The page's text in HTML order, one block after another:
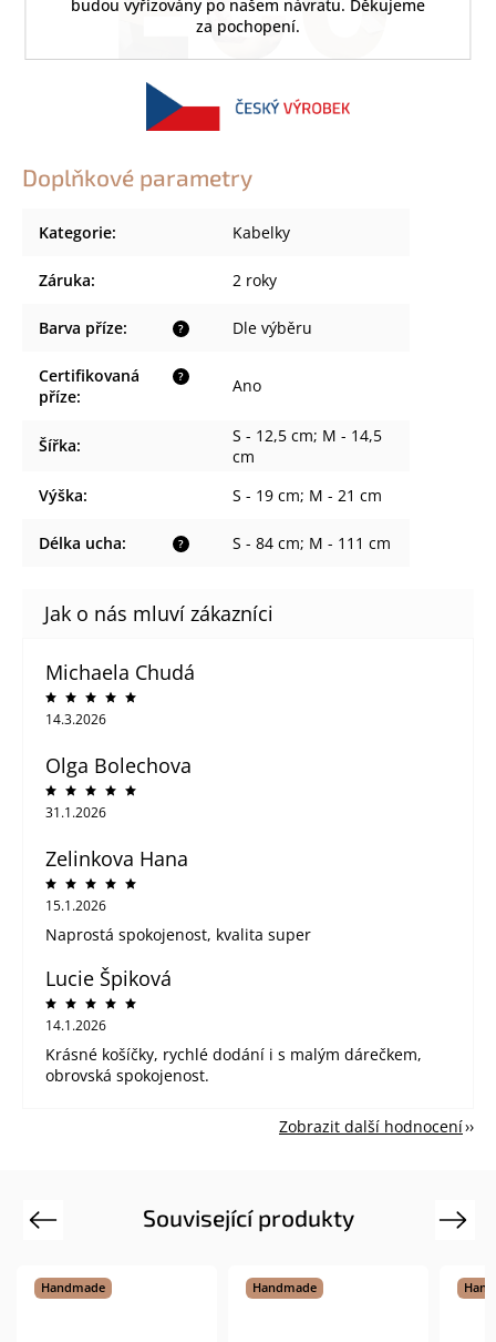
budou vyřizovány po našem návratu. Děkujeme
za pochopení.
Doplňkové parametry
Kategorie: Kabelky
Záruka: 2 roky
?
Barva příze: Dle výběru
?
Certifikovaná
příze:
Ano
Šířka:
S - 12,5 cm; M - 14,5
cm
Výška: S - 19 cm; M - 21 cm
?
Délka ucha: S - 84 cm; M - 111 cm
Michaela Chudá
14.3.2026
Olga Bolechova
31.1.2026
Zelinkova Hana
15.1.2026
Naprostá spokojenost, kvalita super
Lucie Špiková
14.1.2026
Krásné košíčky, rychlé dodání i s malým dárečkem,
obrovská spokojenost.
Zobrazit další hodnocení
Související produkty
Previous
Handmade Handmade
Tip
Next